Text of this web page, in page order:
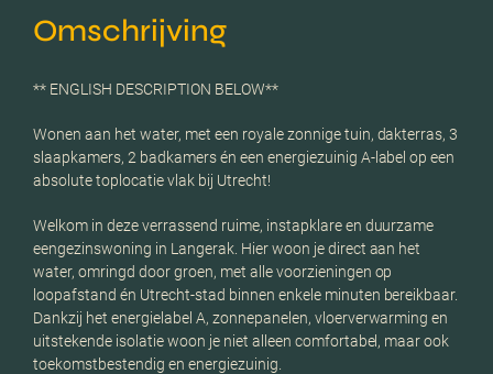
Omschrijving
** ENGLISH DESCRIPTION BELOW**
Wonen aan het water, met een royale zonnige tuin, dakterras, 3
slaapkamers, 2 badkamers én een energiezuinig A-label op een
absolute toplocatie vlak bij Utrecht!
Welkom in deze verrassend ruime, instapklare en duurzame
eengezinswoning in Langerak. Hier woon je direct aan het
water, omringd door groen, met alle voorzieningen op
loopafstand én Utrecht-stad binnen enkele minuten bereikbaar.
Dankzij het energielabel A, zonnepanelen, vloerverwarming en
uitstekende isolatie woon je niet alleen comfortabel, maar ook
toekomstbestendig en energiezuinig.